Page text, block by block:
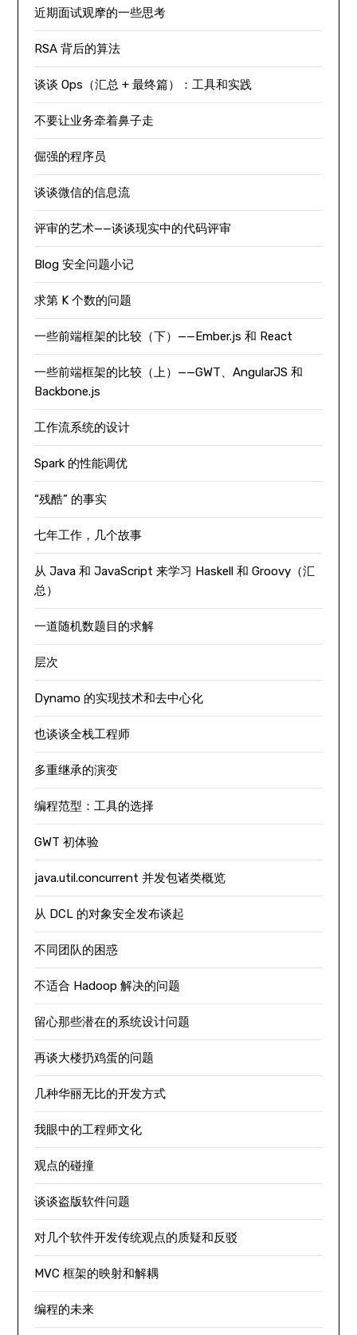
近期面试观摩的一些思考
RSA 背后的算法
谈谈 Ops（汇总 + 最终篇）：工具和实践
不要让业务牵着鼻子走
倔强的程序员
谈谈微信的信息流
评审的艺术——谈谈现实中的代码评审
Blog 安全问题小记
求第 K 个数的问题
一些前端框架的比较（下）——Ember.js 和 React
一些前端框架的比较（上）——GWT、AngularJS 和
Backbone.js
工作流系统的设计
Spark 的性能调优
“残酷” 的事实
七年工作，几个故事
从 Java 和 JavaScript 来学习 Haskell 和 Groovy（汇
总）
一道随机数题目的求解
层次
Dynamo 的实现技术和去中心化
也谈谈全栈工程师
多重继承的演变
编程范型：工具的选择
GWT 初体验
java.util.concurrent 并发包诸类概览
从 DCL 的对象安全发布谈起
不同团队的困惑
不适合 Hadoop 解决的问题
留心那些潜在的系统设计问题
再谈大楼扔鸡蛋的问题
几种华丽无比的开发方式
我眼中的工程师文化
观点的碰撞
谈谈盗版软件问题
对几个软件开发传统观点的质疑和反驳
MVC 框架的映射和解耦
编程的未来